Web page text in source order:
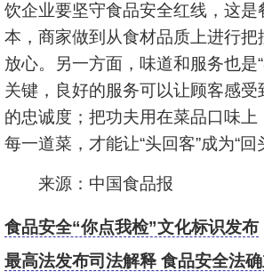
饮企业要坚守食品安全红线，这是
本，商家做到从食材品质上进行把
放心。另一方面，味道和服务也是“
关键，良好的服务可以让顾客感受
的忠诚度；把功夫用在菜品口味
每一道菜，才能让“头回客”成为“回
来源：中国食品报
食品安全“你点我检”文化标识发布
最高法发布司法解释 食品安全法